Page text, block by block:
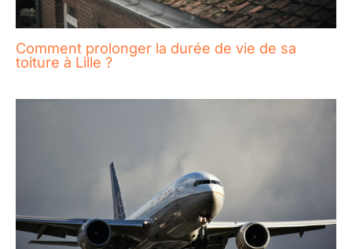
Comment prolonger la durée de vie de sa
toiture à Lille ?